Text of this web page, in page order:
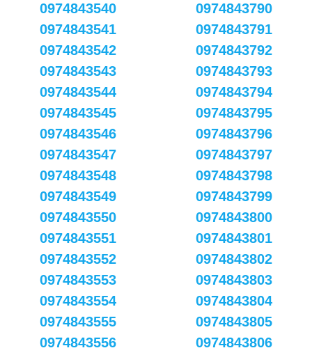
0974843540
0974843541
0974843542
0974843543
0974843544
0974843545
0974843546
0974843547
0974843548
0974843549
0974843550
0974843551
0974843552
0974843553
0974843554
0974843555
0974843556
0974843790
0974843791
0974843792
0974843793
0974843794
0974843795
0974843796
0974843797
0974843798
0974843799
0974843800
0974843801
0974843802
0974843803
0974843804
0974843805
0974843806